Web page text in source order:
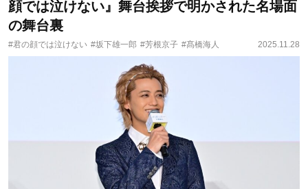
顔では泣けない』舞台挨拶で明かされた名場面
の舞台裏
#君の顔では泣けない #坂下雄一郎 #芳根京子 #髙橋海人 2025.11.28